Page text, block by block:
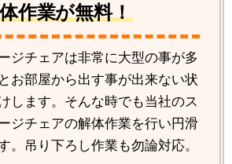
作業が無料！
ジチェアは非常に大型の事が多
お部屋から出す事が出来ない状
します。そんな時でも当社のス
ジチェアの解体作業を行い円滑
。吊り下ろし作業も勿論対応。